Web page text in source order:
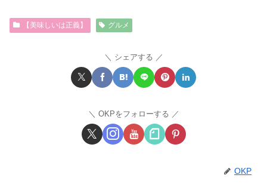
【美味しいは正義】 グルメ
シェアする
OKPをフォローする
OKP